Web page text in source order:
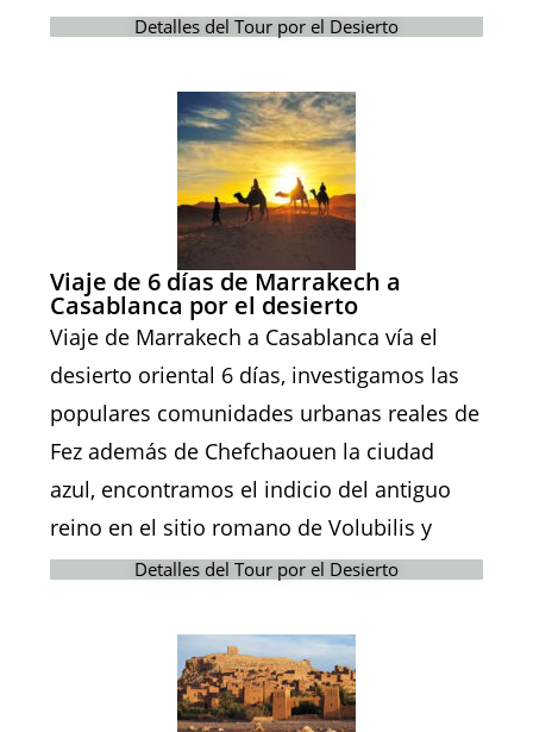
Detalles del Tour por el Desierto
Viaje de 6 días de Marrakech a
Casablanca por el desierto
Viaje de Marrakech a Casablanca vía el
desierto oriental 6 días, investigamos las
populares comunidades urbanas reales de
Fez además de Chefchaouen la ciudad
azul, encontramos el indicio del antiguo
reino en el sitio romano de Volubilis y
Detalles del Tour por el Desierto